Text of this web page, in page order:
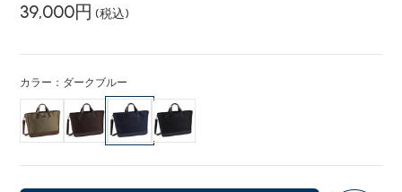
39,000円 (税込)
カラー：ダークブルー